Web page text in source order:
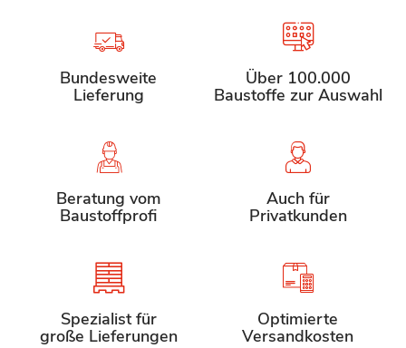
Bundesweite
Lieferung
Über 100.000
Baustoffe zur Auswahl
Beratung vom
Baustoffprofi
Auch für
Privatkunden
Spezialist für
große Lieferungen
Optimierte
Versandkosten